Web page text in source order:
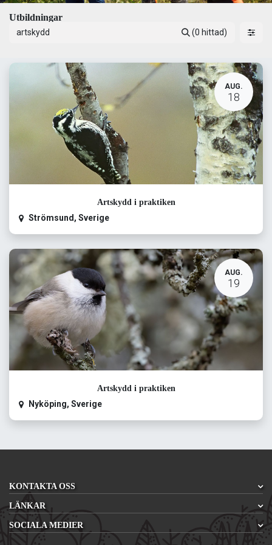
Utbildningar
(0 hittad)
AUG.
18
Artskydd i praktiken
Strömsund , Sverige
AUG.
19
Artskydd i praktiken
Nyköping, Sverige
KONTAKTA OSS
LÄNKAR
SOCIALA MEDIER